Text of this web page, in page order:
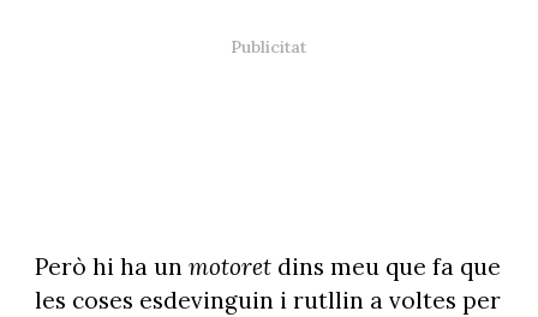
Però hi ha un motoret dins meu que fa que
les coses esdevinguin i rutllin a voltes per